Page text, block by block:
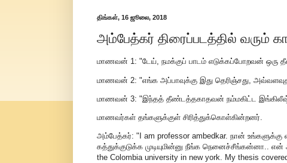
திங்கள், 16 ஜூலை, 2018
அம்பேத்கர் திரைப்படத்தில் வரும்
மாணவன் 1: "டேய், நமக்குப் பாடம் எடுக்கப்போறவன் ஒரு
மாணவன் 2: "எங்க அப்பாவுக்கு இது தெரிஞ்சது,
மாணவன் 3: "இந்தத் தீண்டத்தகாதவன் நம்மகிட்ட
மாணவர்கள் தங்களுக்குள் சிரித்துக்கொள்கின்றனர்.
அம்பேத்கர்: "I am professor ambedkar. நான்
கத்துக்குடுக்க முடியுமின்னு நீங்க நெனைச்சீங்கன்னா..
the Colombia university in new york. My thesis